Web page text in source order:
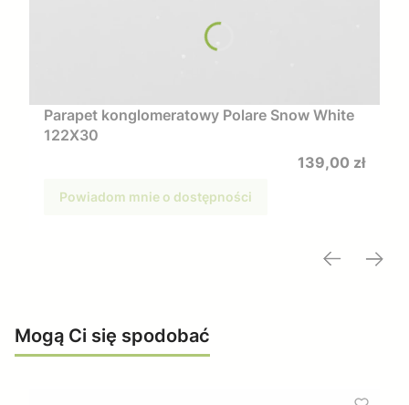
Parapet konglomeratowy Polare Snow White
122X30
Cena
139,00 zł
Powiadom mnie o dostępności
Mogą Ci się spodobać